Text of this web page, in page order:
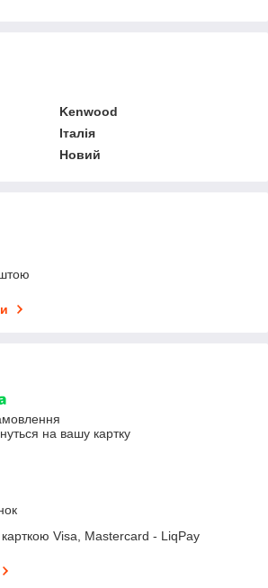
Kenwood
Італія
Новий
на вашу картку
Visa, Mastercard - LiqPay